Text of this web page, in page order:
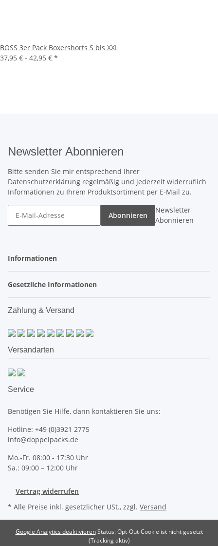
BOSS 3er Pack Boxershorts S bis XXL
37,95 € - 42,95 € *
Newsletter Abonnieren
Bitte senden Sie mir entsprechend Ihrer
Datenschutzerklärung regelmäßig und jederzeit widerruflich
Informationen zu Ihrem Produktsortiment per E-Mail zu.
Abonnieren
Newsletter
Abonnieren
Informationen
Gesetzliche Informationen
Zahlung & Versand
Versandarten
Service
Benötigen Sie Hilfe, dann kontaktieren Sie uns:
Hotline: +49 (0)3921 2775
info@doppelpacks.de
Mo.-Fr. 08:00 - 17:30 Uhr
Sa.: 09:00 – 12:00 Uhr
Vertrag widerrufen
* Alle Preise inkl. gesetzlicher USt., zzgl. Versand
Google Analytics deaktivieren Status: Opt-Out-Cookie ist nicht gesetzt
(Tracking aktiv)